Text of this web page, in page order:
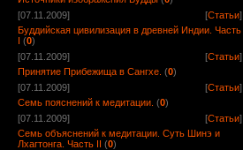
[07.11.2009]
[Статьи]
Буддийская цивилизация в древней Индии. Часть
I (0)
[07.11.2009]
[Статьи]
Принятие Прибежища в Сангхе. (0)
[07.11.2009]
[Статьи]
Семь пояснений к медитации. (0)
[07.11.2009]
[Статьи]
Семь объяснений к медитации. Суть Шинэ и
Лхагтонга. Часть II (0)